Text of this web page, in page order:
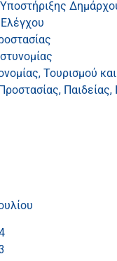
Τουρισμού
Παιδείας,